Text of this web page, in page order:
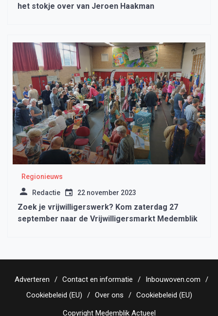
het stokje over van Jeroen Haakman
Regionieuws
Redactie 22 november 2023
Zoek je vrijwilligerswerk? Kom zaterdag 27
september naar de Vrijwilligersmarkt Medemblik
Adverteren Contact en informatie
Inbouwoven.com
Cookiebeleid (EU)
Over ons Cookiebeleid (EU)
Copyright Medemblik Actueel